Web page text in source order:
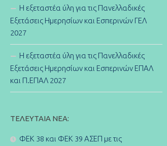
Η εξεταστέα ύλη για τις Πανελλαδικές
Εξετάσεις Ημερησίων και Εσπερινών ΓΕΛ
2027
Η εξεταστέα ύλη για τις Πανελλαδικές
Εξετάσεις Ημερησίων και Εσπερινών ΕΠΑΛ
και Π.ΕΠΑΛ 2027
ΤΕΛΕΥΤΑΊΑ ΝΈΑ:
ΦΕΚ 38 και ΦΕΚ 39 ΑΣΕΠ με τις